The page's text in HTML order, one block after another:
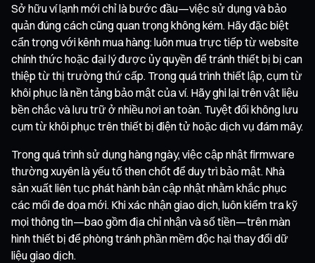
Sở hữu ví lạnh mới chỉ là bước đầu—việc sử dụng và bảo
quản đúng cách cũng quan trọng không kém. Hãy đặc biệt
cẩn trọng với kênh mua hàng: luôn mua trực tiếp từ website
chính thức hoặc đại lý được ủy quyền để tránh thiết bị bị can
thiệp từ thị trường thứ cấp. Trong quá trình thiết lập, cụm từ
khôi phục là nền tảng bảo mật của ví. Hãy ghi lại trên vật liệu
bền chắc và lưu trữ ở nhiều nơi an toàn. Tuyệt đối không lưu
cụm từ khôi phục trên thiết bị điện tử hoặc dịch vụ đám mây.
Trong quá trình sử dụng hàng ngày, việc cập nhật firmware
thường xuyên là yếu tố then chốt để duy trì bảo mật. Nhà
sản xuất liên tục phát hành bản cập nhật nhằm khắc phục
các mối đe dọa mới. Khi xác nhận giao dịch, luôn kiểm tra kỹ
mọi thông tin—bao gồm địa chỉ nhận và số tiền—trên màn
hình thiết bị để phòng tránh phần mềm độc hại thay đổi dữ
liệu giao dịch.